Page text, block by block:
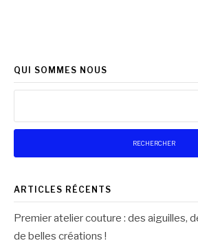
QUI SOMMES NOUS
ARTICLES RÉCENTS
Premier atelier couture : des aiguilles,
de belles créations !